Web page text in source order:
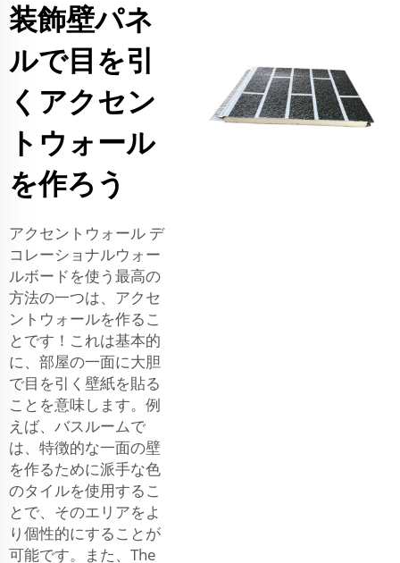
装飾壁パネ
ルで目を引
くアクセン
トウォール
を作ろう
アクセントウォール デ
コレーショナルウォー
ルボードを使う最高の
方法の一つは、アクセ
ントウォールを作るこ
とです！これは基本的
に、部屋の一面に大胆
で目を引く壁紙を貼る
ことを意味します。例
えば、バスルームで
は、特徴的な一面の壁
を作るために派手な色
のタイルを使用するこ
とで、そのエリアをよ
り個性的にすることが
可能です。また、The